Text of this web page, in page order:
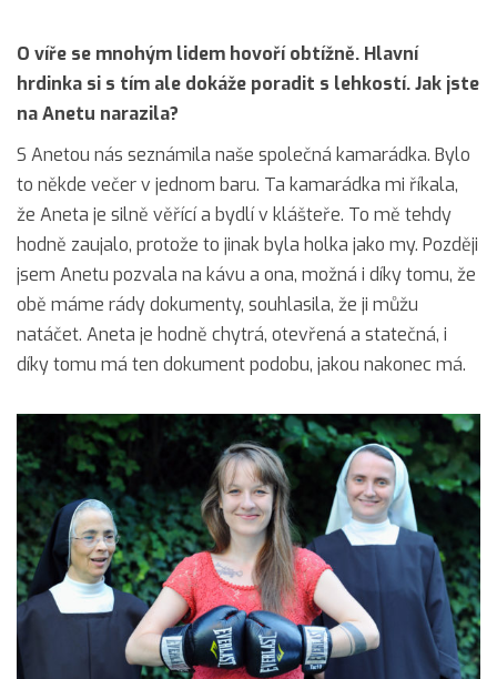
O víře se mnohým lidem hovoří obtížně. Hlavní
hrdinka si s tím ale dokáže poradit s lehkostí. Jak jste
na Anetu narazila?
S Anetou nás seznámila naše společná kamarádka. Bylo
to někde večer v jednom baru. Ta kamarádka mi říkala,
že Aneta je silně věřící a bydlí v klášteře. To mě tehdy
hodně zaujalo, protože to jinak byla holka jako my. Později
jsem Anetu pozvala na kávu a ona, možná i díky tomu, že
obě máme rády dokumenty, souhlasila, že ji můžu
natáčet. Aneta je hodně chytrá, otevřená a statečná, i
díky tomu má ten dokument podobu, jakou nakonec má.